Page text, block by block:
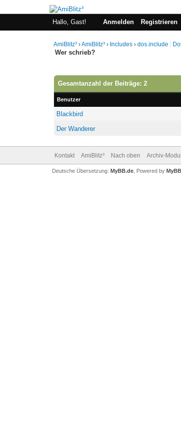
Hallo, Gast!
Anmelden Registrieren
AmiBlitz³ ›AmiBlitz³ › Includes ›dos.include :
Wer schrieb?
Gesamtanzahl der Beiträge: 2
Benutzer
Blackbird
Der Wanderer
Kontakt AmiBlitz³ Nach oben Archiv-
Deutsche Übersetzung: MyBB.de, Powered by MyBB